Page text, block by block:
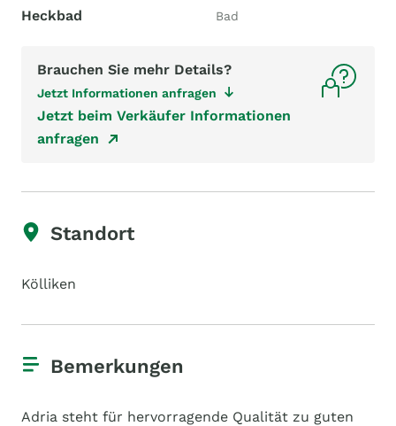
Heckbad Bad
Brauchen Sie mehr Details?
Jetzt Informationen anfragen
Jetzt beim Verkäufer Informationen
anfragen
Standort
Kölliken
Bemerkungen
Adria steht für hervorragende Qualität zu guten